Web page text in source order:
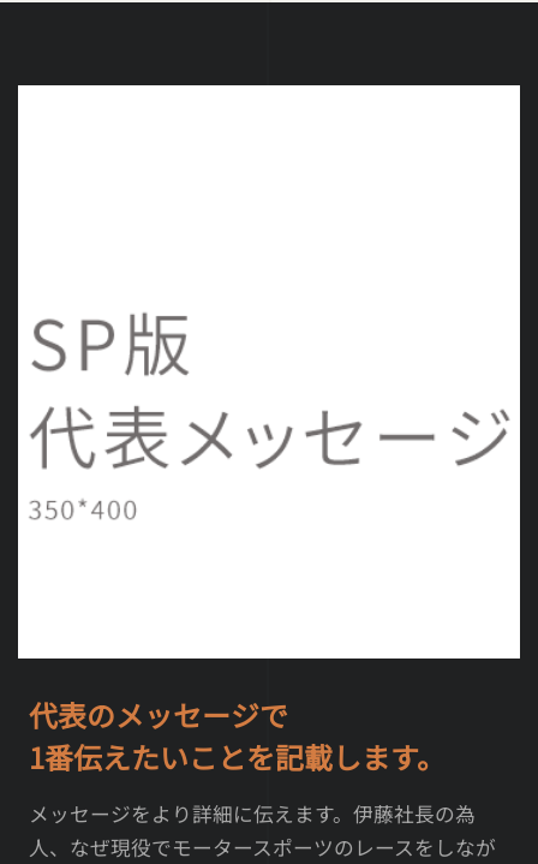
代表のメッセージで
1番伝えたいことを記載します。
メッセージをより詳細に伝えます。伊藤社長の為
人、なぜ現役でモータースポーツのレースをしなが